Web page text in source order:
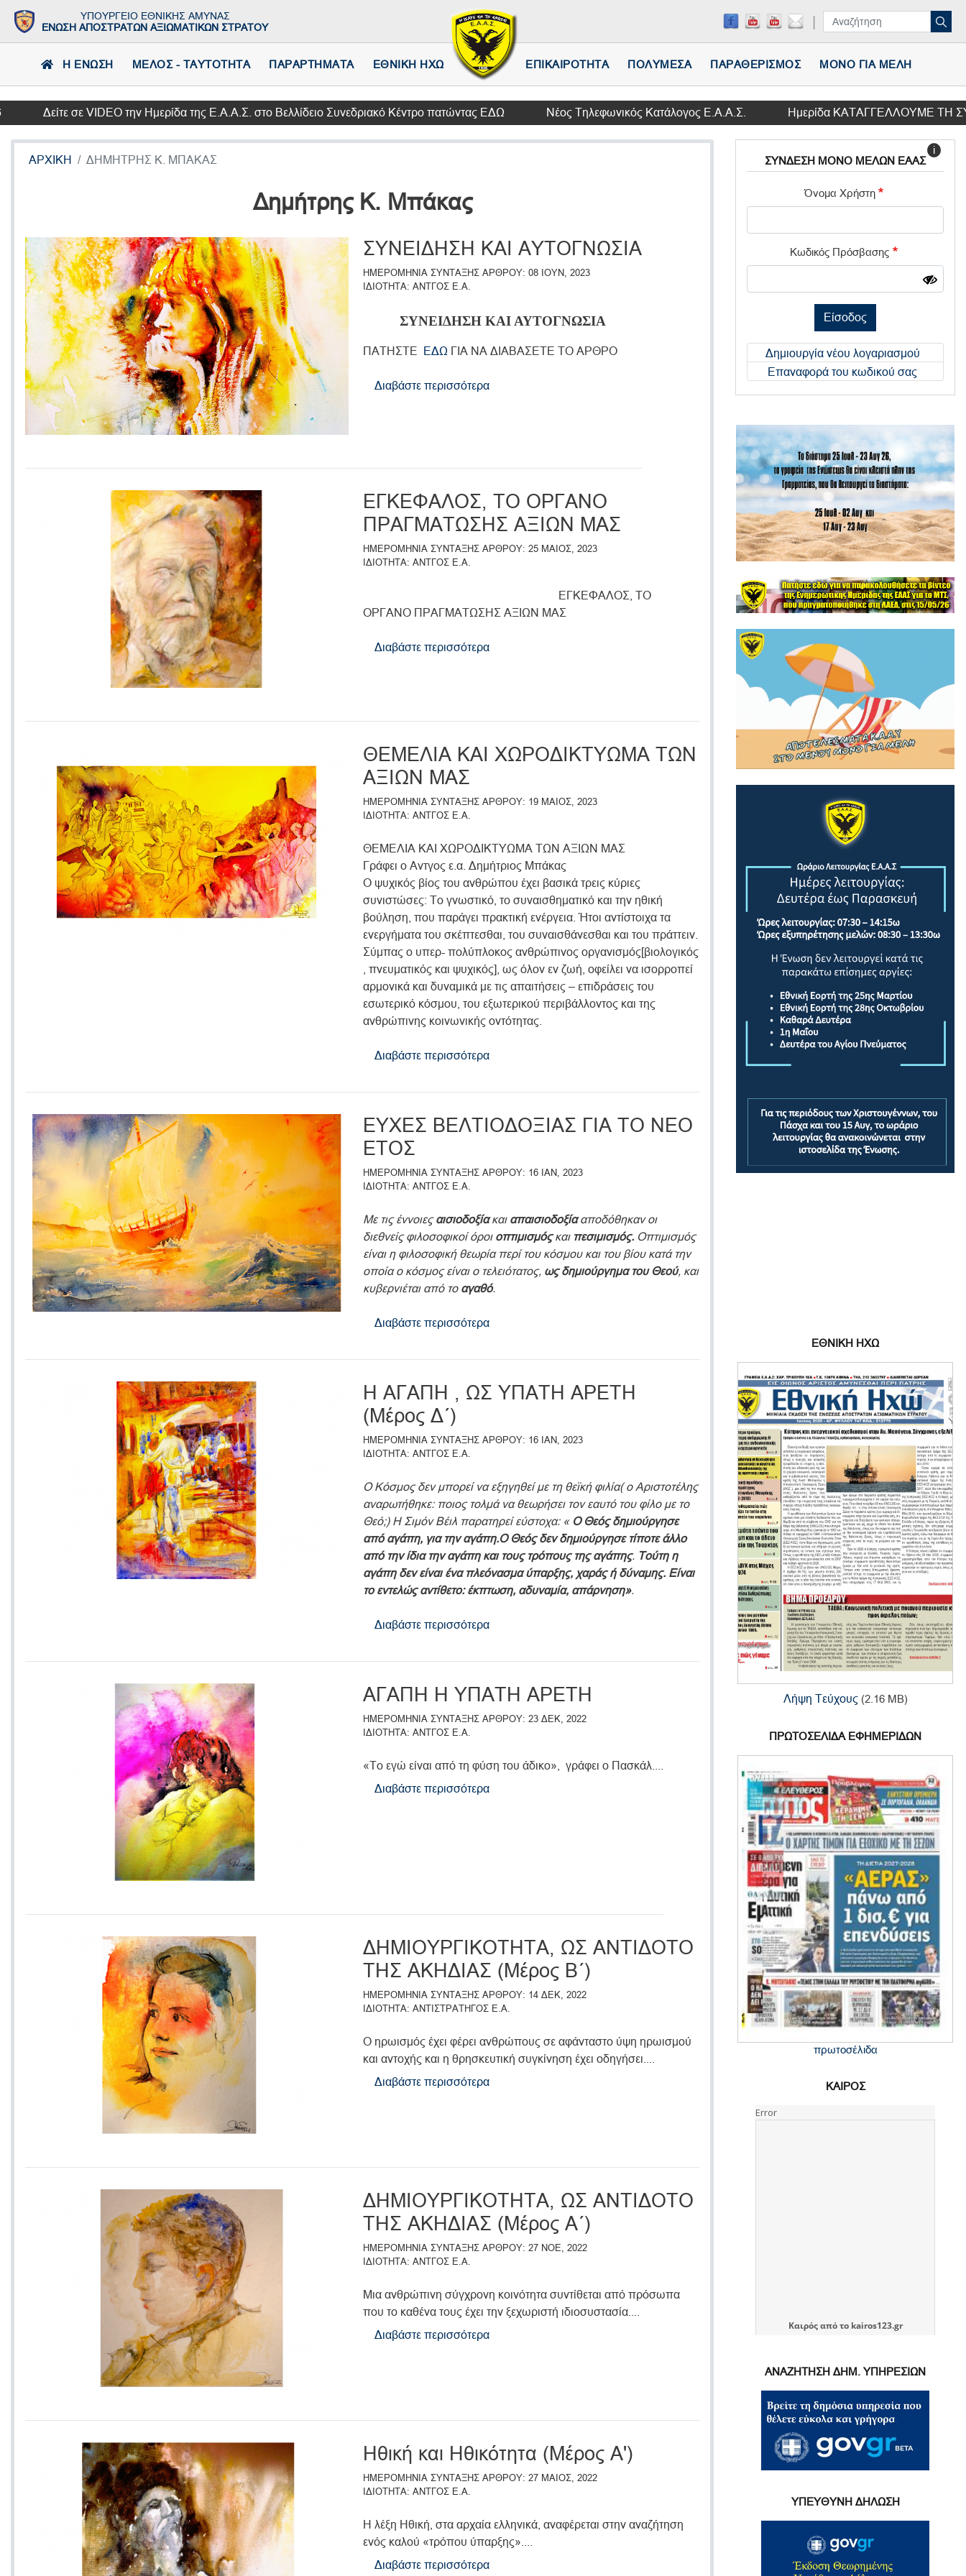
Παράκαμψη
προς
το
κυρίως
περιεχόμενο
ΥΠΟΥΡΓΕΙΟ ΕΘΝΙΚΗΣ ΑΜΥΝΑΣ
ΕΝΩΣΗ ΑΠΟΣΤΡΑΤΩΝ ΑΞΙΩΜΑΤΙΚΩΝ ΣΤΡΑΤΟΥ
Η ΕΝΩΣΗ ΜΕΛΟΣ - ΤΑΥΤΟΤΗΤΑ ΠΑΡΑΡΤΗΜΑΤΑ ΕΘΝΙΚΗ ΗΧΩ ΕΠΙΚΑΙΡΟΤΗΤΑ ΠΟΛΥΜΕΣΑ ΠΑΡΑΘΕΡΙΣΜΟΣ ΜΟΝΟ ΓΙΑ ΜΕΛΗ
σε VIDEO την Ημερίδα της Ε.Α.Α.Σ. στο Βελλίδειο Συνεδριακό Κέντρο πατώντας ΕΔΩ Νέος Τηλεφωνικός Κατάλογος Ε.Α.Α.Σ. Ημερίδα ΚΑΤΑΓΓΕΛΛΟΥΜΕ ΤΗ ΣΥΜΦΩΝΙΑ
ΑΡΧΙΚΗ ΔΗΜΗΤΡΗΣ Κ. ΜΠΑΚΑΣ
Δημήτρης Κ. Μπάκας
ΣΥΝΕΙΔΗΣΗ ΚΑΙ ΑΥΤΟΓΝΩΣΙΑ
ΗΜΕΡΟΜΗΝΙΑ ΣΥΝΤΑΞΗΣ ΑΡΘΡΟΥ 08 ΙΟΥΝ, 2023
ΙΔΙΟΤΗΤΑ ΑΝΤΓΟΣ Ε.Α.
ΣΥΝΕΙΔΗΣΗ ΚΑΙ ΑΥΤΟΓΝΩΣΙΑ
ΠΑΤΗΣΤΕ ΕΔΩ ΓΙΑ ΝΑ ΔΙΑΒΑΣΕΤΕ ΤΟ ΑΡΘΡΟ
Διαβάστε περισσότερα
ΕΓΚΕΦΑΛΟΣ, ΤΟ ΟΡΓΑΝΟ
ΠΡΑΓΜΑΤΩΣΗΣ ΑΞΙΩΝ ΜΑΣ
ΗΜΕΡΟΜΗΝΙΑ ΣΥΝΤΑΞΗΣ ΑΡΘΡΟΥ 25 ΜΑΙΟΣ, 2023
ΙΔΙΟΤΗΤΑ ΑΝΤΓΟΣ Ε.Α.
ΕΓΚΕΦΑΛΟΣ, ΤΟ
ΟΡΓΑΝΟ ΠΡΑΓΜΑΤΩΣΗΣ ΑΞΙΩΝ ΜΑΣ
Διαβάστε περισσότερα
ΑΞΙΩΝ
ΘΕΜΕΛΙΑ ΚΑΙ ΧΩΡΟΔΙΚΤΥΩΜΑ ΤΩΝ
ΑΞΙΩΝ ΜΑΣ
ΗΜΕΡΟΜΗΝΙΑ ΣΥΝΤΑΞΗΣ ΑΡΘΡΟΥ 19 ΜΑΙΟΣ, 2023
ΙΔΙΟΤΗΤΑ ΑΝΤΓΟΣ Ε.Α.
ΘΕΜΕΛΙΑ ΚΑΙ ΧΩΡΟΔΙΚΤΥΩΜΑ ΤΩΝ ΑΞΙΩΝ ΜΑΣ
Γράφει ο Αντγος ε.α. Δημήτριος Μπάκας
Ο ψυχικός βίος του ανθρώπου έχει βασικά τρεις κύριες
συνιστώσες: Το γνωστικό, το συναισθηματικό και την ηθική
βούληση, που παράγει πρακτική ενέργεια. Ήτοι αντίστοιχα τα
ενεργήματα του σκέπτεσθαι, του συναισθάνεσθαι και του πράττειν.
Σύμπας ο υπερ- πολύπλοκος ανθρώπινος οργανισμός[βιολογικός
, πνευματικός και ψυχικός], ως όλον εν ζωή, οφείλει να ισορροπεί
αρμονικά και δυναμικά με τις απαιτήσεις – επιδράσεις του
εσωτερικό κόσμου, του εξωτερικού περιβάλλοντος και της
ανθρώπινης κοινωνικής οντότητας.
Διαβάστε περισσότερα
ΘΕΜΕΛΙΑ
ΧΩΡΟΔΙΚΤΥΩΜΑ
ΜΑΣ
ΕΥΧΕΣ ΒΕΛΤΙΟΔΟΞΙΑΣ ΓΙΑ ΤΟ ΝΕΟ
ΕΤΟΣ
ΗΜΕΡΟΜΗΝΙΑ ΣΥΝΤΑΞΗΣ ΑΡΘΡΟΥ 16 ΙΑΝ, 2023
ΙΔΙΟΤΗΤΑ ΑΝΤΓΟΣ Ε.Α.
Με τις έννοιεςαισιοδοξίακαι απαισιοδοξίααποδόθηκαν οι
διεθνείς φιλοσοφικοί όροι οπτιμισμόςκαι πεσιμισμός. Οπτιμισμός
είναι η φιλοσοφική θεωρία περί του κόσμου και του βίου κατά την
οποία ο κόσμος είναι ο τελειότατος, ως δημιούργημα του Θεού, και
κυβερνιέται από το αγαθό.
Διαβάστε περισσότερα
ΕΥΧΕΣ
ΓΙΑ
ΕΤΟΣ
Η ΑΓΑΠΗ , ΩΣ ΥΠΑΤΗ ΑΡΕΤΗ
(Μέρος Δ΄)
ΗΜΕΡΟΜΗΝΙΑ ΣΥΝΤΑΞΗΣ ΑΡΘΡΟΥ 16 ΙΑΝ, 2023
ΙΔΙΟΤΗΤΑ ΑΝΤΓΟΣ Ε.Α.
Ο Κόσμος δεν μπορεί να εξηγηθεί με τη θεϊκή φιλία( ο Αριστοτέλης
αναρωτήθηκε: ποιος τολμά να θεωρήσει τον εαυτό του φίλο με το
Θεό;) Η Σιμόν Βέιλ παρατηρεί εύστοχα: « Ο Θεός δημιούργησε
από αγάπη, για την αγάπη.Ο Θεός δεν δημιούργησε τίποτε άλλο
από την ίδια την αγάπη και τους τρόπους της αγάπης. Τούτη η
αγάπη δεν είναι ένα πλεόνασμα ύπαρξης, χαράς ή δύναμης. Είναι
το εντελώς αντίθετο: έκπτωση, αδυναμία, απάρνηση».
Διαβάστε περισσότερα
Η
,
(Μέρος
ΑΓΑΠΗ Η ΥΠΑΤΗ ΑΡΕΤΗ
ΗΜΕΡΟΜΗΝΙΑ ΣΥΝΤΑΞΗΣ ΑΡΘΡΟΥ 23 ΔΕΚ, 2022
ΙΔΙΟΤΗΤΑ ΑΝΤΓΟΣ Ε.Α.
«Το εγώ είναι από τη φύση του άδικο», γράφει ο Πασκάλ....
Διαβάστε περισσότερα
ΔΗΜΙΟΥΡΓΙΚΟΤΗΤΑ, ΩΣ ΑΝΤΙΔΟΤΟ
ΤΗΣ ΑΚΗΔΙΑΣ (Μέρος Β΄)
ΗΜΕΡΟΜΗΝΙΑ ΣΥΝΤΑΞΗΣ ΑΡΘΡΟΥ 14 ΔΕΚ, 2022
ΙΔΙΟΤΗΤΑ ΑΝΤΙΣΤΡΑΤΗΓΟΣ Ε.Α.
Ο ηρωισμός έχει φέρει ανθρώπους σε αφάνταστο ύψη ηρωισμού
και αντοχής και η θρησκευτική συγκίνηση έχει οδηγήσει....
Διαβάστε περισσότερα
ΤΗΣ
(Μέρος
Β΄)
ΔΗΜΙΟΥΡΓΙΚΟΤΗΤΑ, ΩΣ ΑΝΤΙΔΟΤΟ
ΤΗΣ ΑΚΗΔΙΑΣ (Μέρος Α΄)
ΗΜΕΡΟΜΗΝΙΑ ΣΥΝΤΑΞΗΣ ΑΡΘΡΟΥ 27 ΝΟΕ, 2022
ΙΔΙΟΤΗΤΑ ΑΝΤΓΟΣ Ε.Α.
Μια ανθρώπινη σύγχρονη κοινότητα συντίθεται από πρόσωπα
που το καθένα τους έχει την ξεχωριστή ιδιοσυστασία....
Διαβάστε περισσότερα
ΤΗΣ
(Μέρος
Α΄)
Ηθική και Ηθικότητα (Μέρος Α')
ΗΜΕΡΟΜΗΝΙΑ ΣΥΝΤΑΞΗΣ ΑΡΘΡΟΥ 27 ΜΑΙΟΣ, 2022
ΙΔΙΟΤΗΤΑ ΑΝΤΓΟΣ Ε.Α.
Η λέξη Ηθική, στα αρχαία ελληνικά, αναφέρεται στην αναζήτηση
ενός καλού «τρόπου ύπαρξης»....
Διαβάστε περισσότερα
i
ΣΥΝΔΕΣΗ ΜΟΝΟ ΜΕΛΩΝ ΕΑΑΣ
Όνομα Χρήστη
Κωδικός Πρόσβασης
Είσοδος
Δημιουργία νέου λογαριασμού
Επαναφορά του κωδικού σας
ΕΘΝΙΚΗ ΗΧΩ
Λήψη Τεύχους (2.16 MB)
ΠΡΩΤΟΣΕΛΙΔΑ ΕΦΗΜΕΡΙΔΩΝ
πρωτοσέλιδα
ΚΑΙΡΟΣ
Καιρόςαπό το kairos123.gr
ΑΝΑΖΗΤΗΣΗ ΔΗΜ. ΥΠΗΡΕΣΙΩΝ
ΥΠΕΥΘΥΝΗ ΔΗΛΩΣΗ